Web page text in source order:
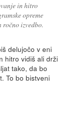
in hitro
opreme
ročno izvedbo.
delujočo v eni
hitro vidiš ali drži
tako, da bo
To bo bistveni